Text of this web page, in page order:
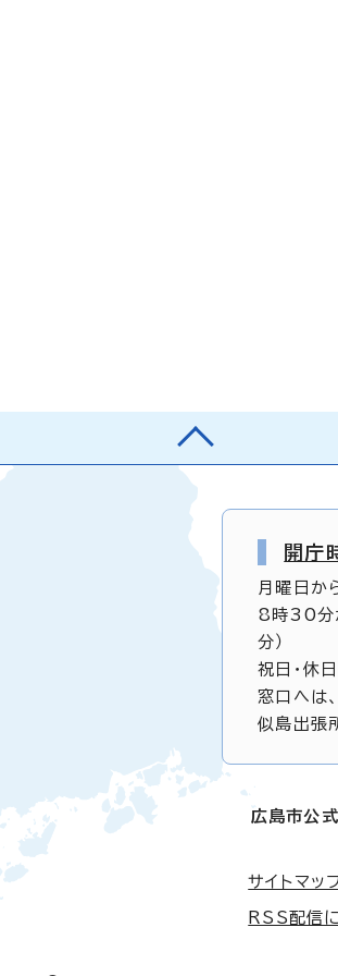
開庁
月曜日か
8時30分
分）
祝日・休
窓口へは
似島出張
広島市公
サイトマッ
RSS配信